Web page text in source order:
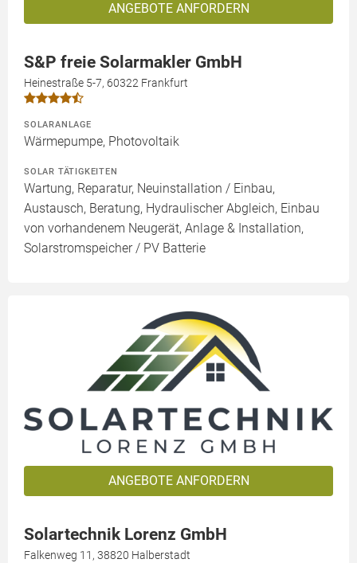
ANGEBOTE ANFORDERN
S&P freie Solarmakler GmbH
Heinestraße 5-7, 60322 Frankfurt
SOLARANLAGE
Wärmepumpe, Photovoltaik
SOLAR TÄTIGKEITEN
Wartung, Reparatur, Neuinstallation / Einbau,
Austausch, Beratung, Hydraulischer Abgleich, Einbau
von vorhandenem Neugerät, Anlage & Installation,
Solarstromspeicher / PV Batterie
ANGEBOTE ANFORDERN
Solartechnik Lorenz GmbH
Falkenweg 11, 38820 Halberstadt